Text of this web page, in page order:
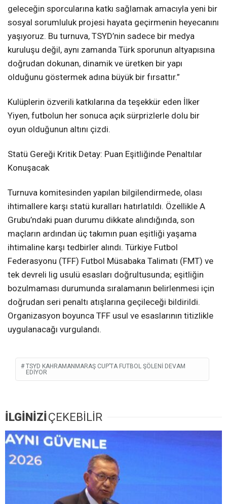
geleceğin sporcularına katkı sağlamak amacıyla yeni bir
sosyal sorumluluk projesi hayata geçirmenin heyecanını
yaşıyoruz. Bu turnuva, TSYD’nin sadece bir medya
kuruluşu değil, aynı zamanda Türk sporunun altyapısına
doğrudan dokunan, dinamik ve üretken bir yapı
olduğunu göstermek adına büyük bir fırsattır.”
Kulüplerin özverili katkılarına da teşekkür eden İlker
Yiyen, futbolun her sonuca açık sürprizlerle dolu bir
oyun olduğunun altını çizdi.
Statü Gereği Kritik Detay: Puan Eşitliğinde Penaltılar
Konuşacak
Turnuva komitesinden yapılan bilgilendirmede, olası
ihtimallere karşı statü kuralları hatırlatıldı. Özellikle A
Grubu’ndaki puan durumu dikkate alındığında, son
maçların ardından üç takımın puan eşitliği yaşama
ihtimaline karşı tedbirler alındı. Türkiye Futbol
Federasyonu (TFF) Futbol Müsabaka Talimatı (FMT) ve
tek devreli lig usulü esasları doğrultusunda; eşitliğin
bozulmaması durumunda sıralamanın belirlenmesi için
doğrudan seri penaltı atışlarına geçileceği bildirildi.
Organizasyon boyunca TFF usul ve esaslarının titizlikle
uygulanacağı vurgulandı.
TSYD KAHRAMANMARAŞ CUP’TA FUTBOL ŞÖLENI DEVAM
EDIYOR
İLGİNİZİÇEKEBİLİR